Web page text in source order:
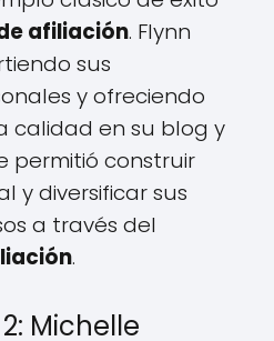
afiliación. Flynn
sus
y ofreciendo
calidad en su blog y
permitió construir
y diversificar sus
a través del
.
Michelle